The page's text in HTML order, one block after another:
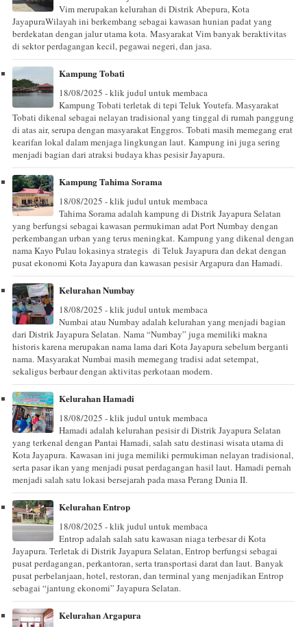
Vim merupakan kelurahan di Distrik Abepura, Kota
JayapuraWilayah ini berkembang sebagai kawasan hunian padat yang
berdekatan dengan jalur utama kota. Masyarakat Vim banyak beraktivitas
di sektor perdagangan kecil, pegawai negeri, dan jasa.
Kampung Tobati
18/08/2025 - klik judul untuk membaca
Kampung Tobati terletak di tepi Teluk Youtefa. Masyarakat
Tobati dikenal sebagai nelayan tradisional yang tinggal di rumah panggung
di atas air, serupa dengan masyarakat Enggros. Tobati masih memegang erat
kearifan lokal dalam menjaga lingkungan laut. Kampung ini juga sering
menjadi bagian dari atraksi budaya khas pesisir Jayapura.
Kampung Tahima Sorama
18/08/2025 - klik judul untuk membaca
Tahima Sorama adalah kampung di Distrik Jayapura Selatan
yang berfungsi sebagai kawasan permukiman adat Port Numbay dengan
perkembangan urban yang terus meningkat. Kampung yang dikenal dengan
nama Kayo Pulau lokasinya strategis di Teluk Jayapura dan dekat dengan
pusat ekonomi Kota Jayapura dan kawasan pesisir Argapura dan Hamadi.
Kelurahan Numbay
18/08/2025 - klik judul untuk membaca
Numbai atau Numbay adalah kelurahan yang menjadi bagian
dari Distrik Jayapura Selatan. Nama “Numbay” juga memiliki makna
historis karena merupakan nama lama dari Kota Jayapura sebelum berganti
nama. Masyarakat Numbai masih memegang tradisi adat setempat,
sekaligus berbaur dengan aktivitas perkotaan modern.
Kelurahan Hamadi
18/08/2025 - klik judul untuk membaca
Hamadi adalah kelurahan pesisir di Distrik Jayapura Selatan
yang terkenal dengan Pantai Hamadi, salah satu destinasi wisata utama di
Kota Jayapura. Kawasan ini juga memiliki permukiman nelayan tradisional,
serta pasar ikan yang menjadi pusat perdagangan hasil laut. Hamadi pernah
menjadi salah satu lokasi bersejarah pada masa Perang Dunia II.
Kelurahan Entrop
18/08/2025 - klik judul untuk membaca
Entrop adalah salah satu kawasan niaga terbesar di Kota
Jayapura. Terletak di Distrik Jayapura Selatan, Entrop berfungsi sebagai
pusat perdagangan, perkantoran, serta transportasi darat dan laut. Banyak
pusat perbelanjaan, hotel, restoran, dan terminal yang menjadikan Entrop
sebagai “jantung ekonomi” Jayapura Selatan.
Kelurahan Argapura